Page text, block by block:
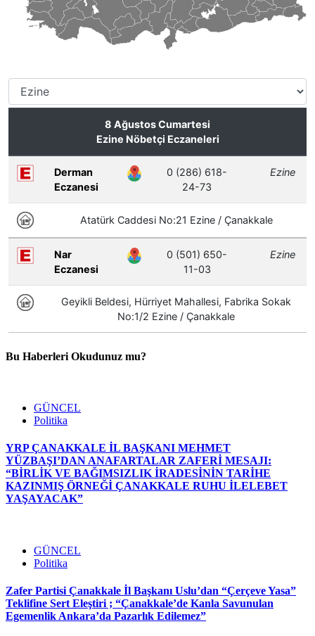
Bu Haberleri Okudunuz mu?
GÜNCEL
Politika
YRP ÇANAKKALE İL BAŞKANI MEHMET
YÜZBAŞI’DAN ANAFARTALAR ZAFERİ MESAJI:
“BİRLİK VE BAĞIMSIZLIK İRADESİNİN TARİHE
KAZINMIŞ ÖRNEĞİ ÇANAKKALE RUHU İLELEBET
YAŞAYACAK”
GÜNCEL
Politika
Zafer Partisi Çanakkale İl Başkanı Uslu’dan “Çerçeve Yasa”
Teklifine Sert Eleştiri ; “Çanakkale’de Kanla Savunulan
Egemenlik Ankara’da Pazarlık Edilemez”